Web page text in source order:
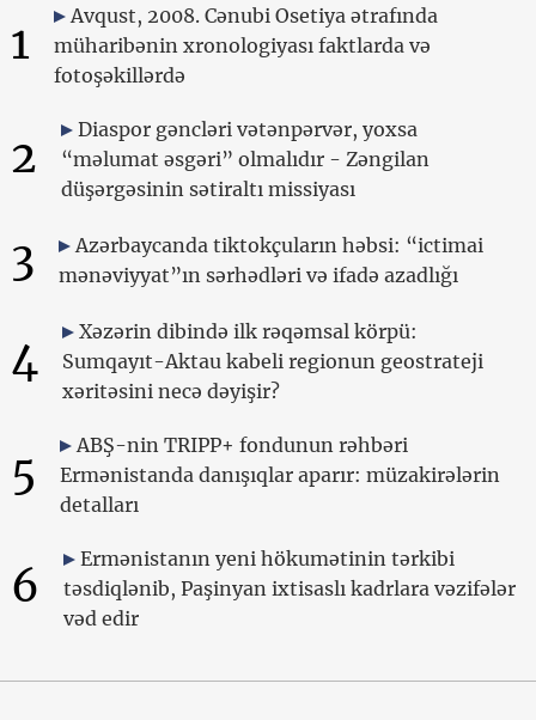
1
Avqust, 2008. Cənubi Osetiya ətrafında
müharibənin xronologiyası faktlarda və
fotoşəkillərdə
2
Diaspor gəncləri vətənpərvər, yoxsa
“məlumat əsgəri” olmalıdır - Zəngilan
düşərgəsinin sətiraltı missiyası
3
Azərbaycanda tiktokçuların həbsi: “ictimai
mənəviyyat”ın sərhədləri və ifadə azadlığı
4
Xəzərin dibində ilk rəqəmsal körpü:
Sumqayıt-Aktau kabeli regionun geostrateji
xəritəsini necə dəyişir?
5
ABŞ-nin TRIPP+ fondunun rəhbəri
Ermənistanda danışıqlar aparır: müzakirələrin
detalları
6
Ermənistanın yeni hökumətinin tərkibi
təsdiqlənib, Paşinyan ixtisaslı kadrlara vəzifələr
vəd edir